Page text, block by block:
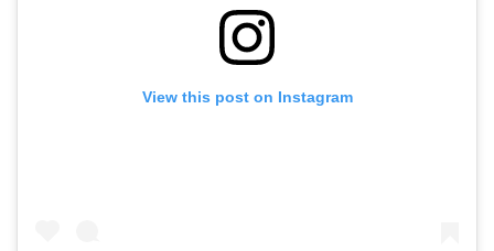
View this post on Instagram